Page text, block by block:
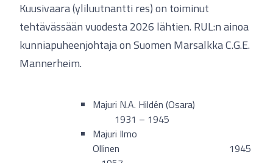
Kuusivaara (yliluutnantti res) on toiminut
tehtävässään vuodesta 2026 lähtien. RUL:n ainoa
kunniapuheenjohtaja on Suomen Marsalkka C.G.E.
Mannerheim.
Majuri N.A. Hildén (Osara)
1931 – 1945
Majuri Ilmo
Ollinen 1945